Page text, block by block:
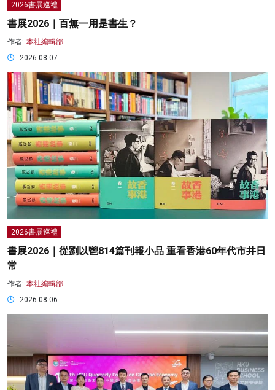
2026書展巡禮
書展2026｜百無一用是書生？
作者: 本社編輯部
2026-08-07
2026書展巡禮
書展2026｜從劉以鬯814篇刊報小品 重看香港60年代市井日
常
作者: 本社編輯部
2026-08-06